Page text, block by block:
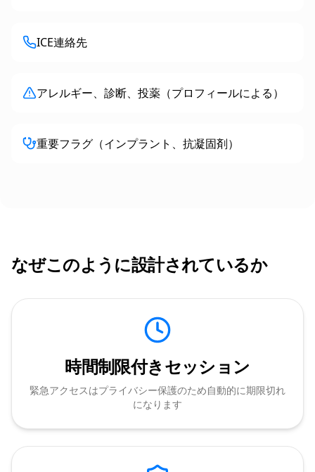
ICE連絡先
アレルギー、診断、投薬（プロフィールによる）
重要フラグ（インプラント、抗凝固剤）
なぜこのように設計されているか
時間制限付きセッション
緊急アクセスはプライバシー保護のため自動的に期限切れ
になります